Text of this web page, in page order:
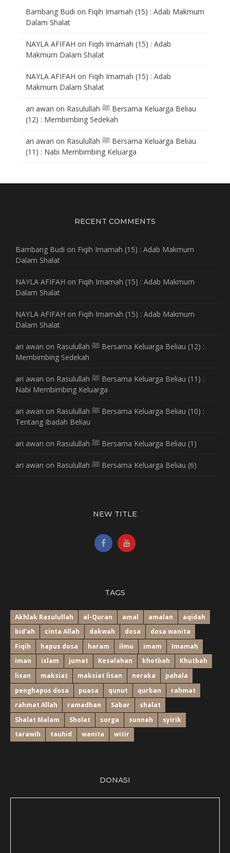
Bambang Budi on Fiqih Imamah (15) : Adab Makmum
Dalam Shalat
NAYLA AFIFAH on Fiqih Imamah (15) : Adab
Makmum Dalam Shalat
NAYLA AFIFAH on Fiqih Imamah (15) : Adab
Makmum Dalam Shalat
ari awan on Rasulullah ﷺ Bersama Keluarga Beliau
(12) : Membimbing Sedekah
ari awan on Rasulullah ﷺ Bersama Keluarga Beliau
(11) : Nabi Membimbing Keluarga
RECENT COMMENTS
Bambang Budi on Fiqih Imamah (15) : Adab Makmum
Dalam Shalat
NAYLA AFIFAH on Fiqih Imamah (15) : Adab Makmum
Dalam Shalat
NAYLA AFIFAH on Fiqih Imamah (15) : Adab Makmum
Dalam Shalat
ari awan on Rasulullah ﷺ Bersama Keluarga Beliau (12) :
Membimbing Sedekah
ari awan on Rasulullah ﷺ Bersama Keluarga Beliau (11) :
Nabi Membimbing Keluarga
ari awan on Rasulullah ﷺ Bersama Keluarga Beliau (10) :
Tentang Ibadah Beliau
ari awan on Rasulullah ﷺ Bersama Keluarga Beliau (1)
ari awan on Rasulullah ﷺ Bersama Keluarga Beliau (6)
NEW TITLE
TAGS
Akhlak Rasulullah al-Quran amal amalan
aqidah
bid'ah
cinta Allah dakwah dosa
dosa wanita
Fiqih
hapus dosa haram ilmu imam
Imamah
iman
islam jumat Kesalahan khotbah
Khutbah
lisan
maksiat maksiat lisan neraka
pahala
penghapus dosa
puasa qunut qurban
rahmat
rahmat Allah
ramadhan Sabar
shalat
Shalat Malam
Sholat sorga sunnah
syirik
tarawih
tauhid wanita witir
DONASI